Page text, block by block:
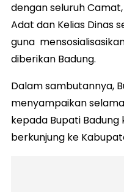
dengan seluruh
Adat dan Kelias Dinas
guna
diberikan Badung.
Dalam sambutannya,
menyampaikan
kepada Bupati
berkunjung ke